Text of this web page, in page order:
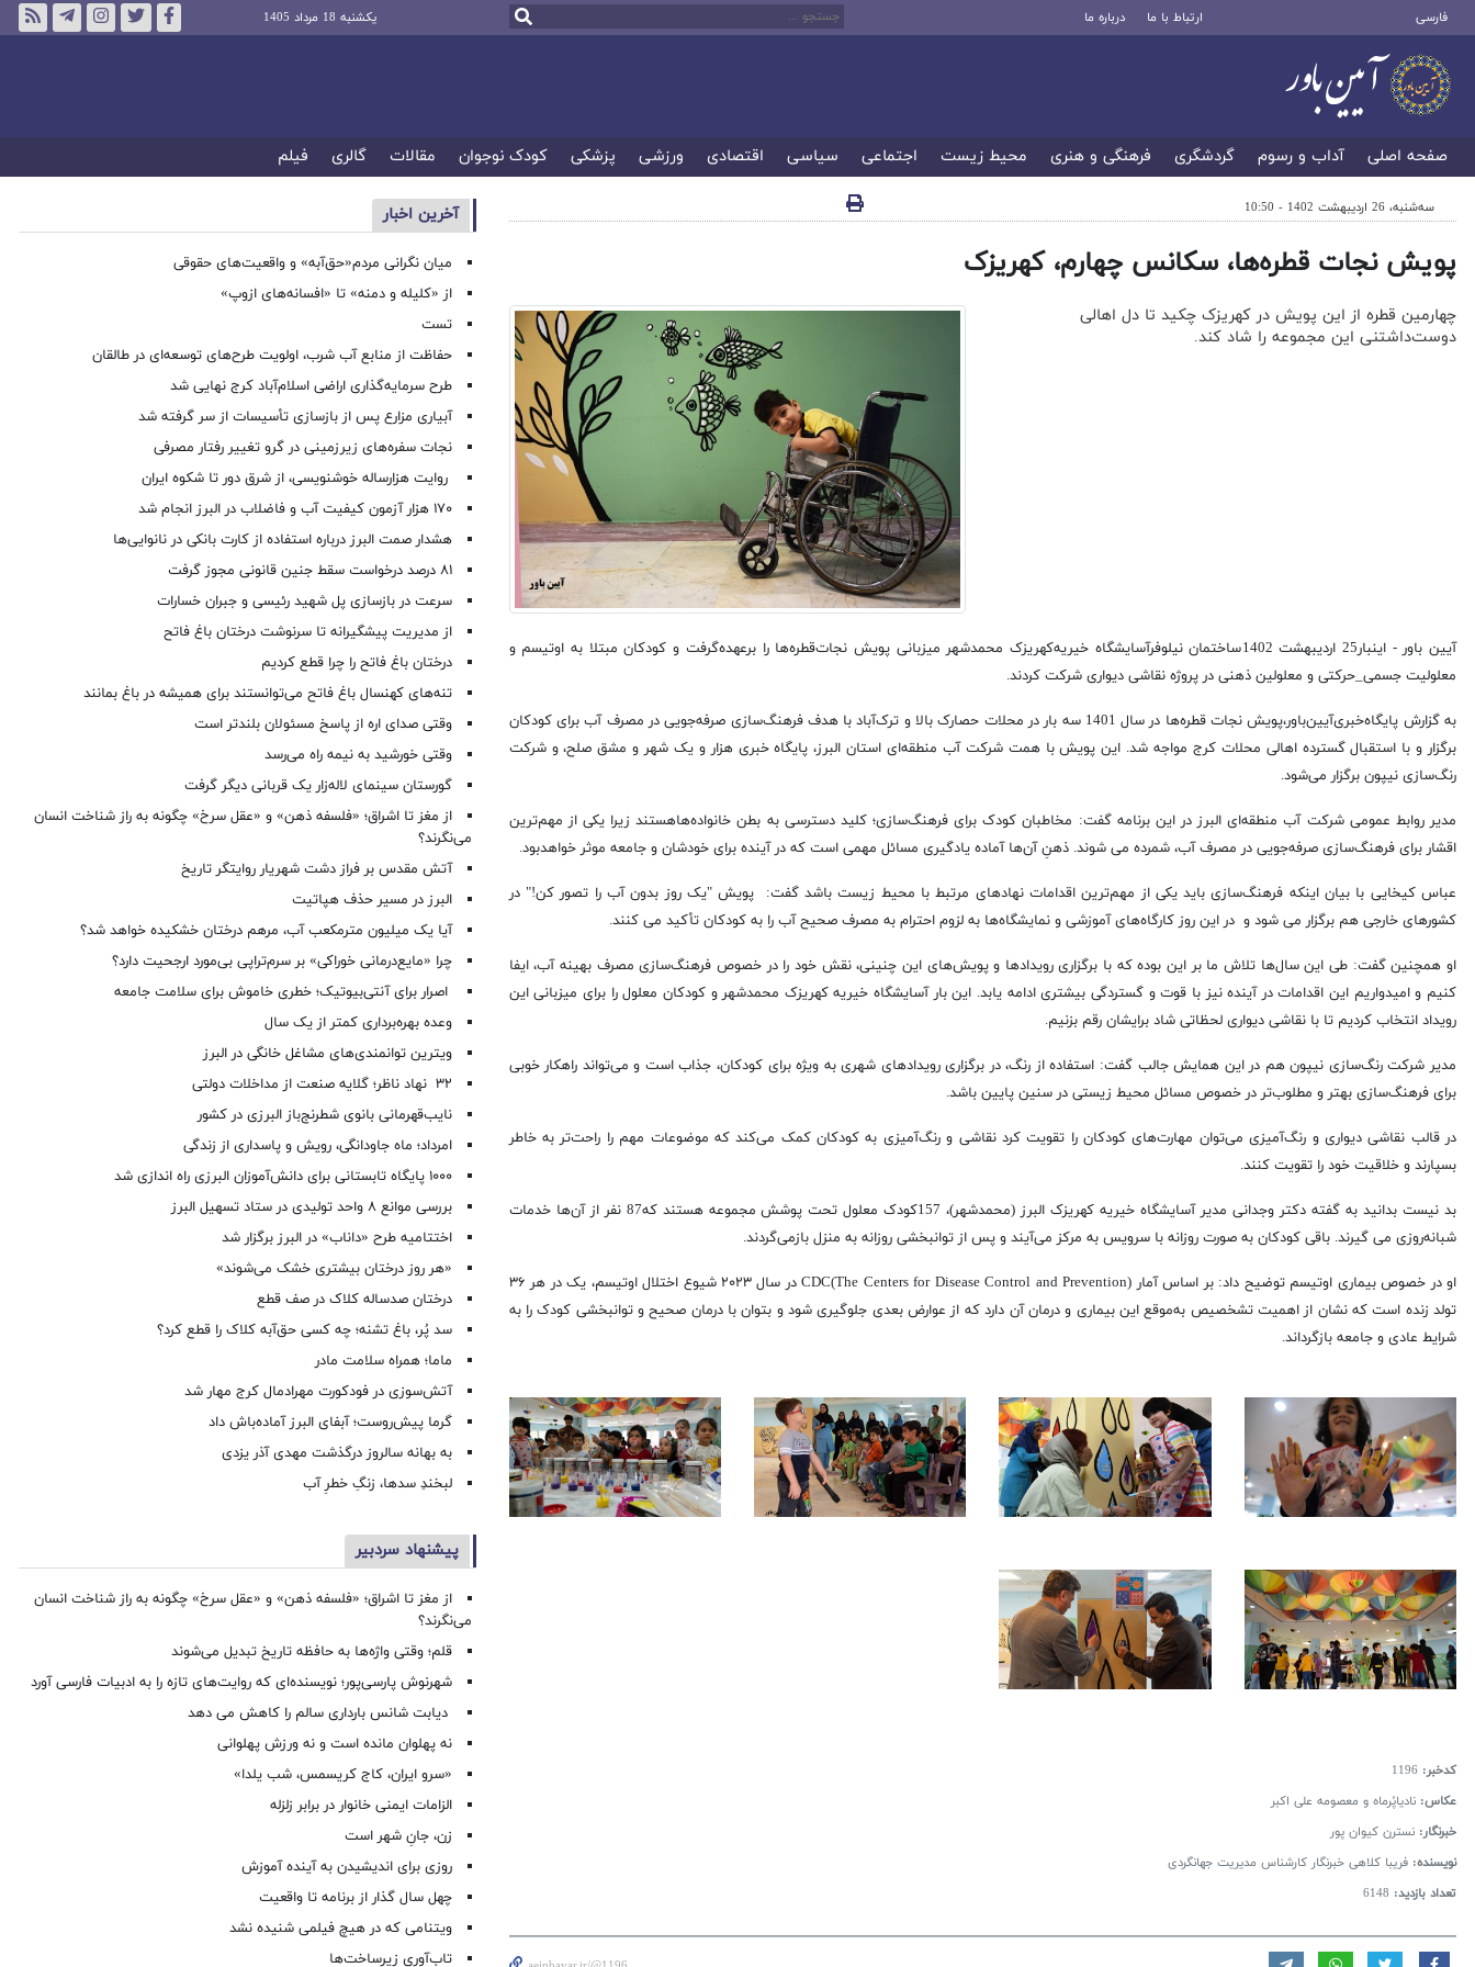
فارسی ارتباط با ما درباره ما یکشنبه 18 مرداد 1405
صفحه اصلی آداب و رسوم گردشگری فرهنگی و هنری محیط زیست اجتماعی سیاسی اقتصادی ورزشی پزشکی کودک نوجوان مقالات گالری فیلم
سه‌شنبه، 26 اردیبهشت 1402 - 10:50
پویش نجات قطره‌ها، سکانس چهارم، کهریزک
چهارمین قطره از این پویش در کهریزک چکید تا دل اهالی
دوست‌داشتنی این مجموعه را شاد کند.
آیین باور - اینبار25 اردیبهشت 1402ساختمان نیلوفرآسایشگاه خیریه‌کهریزک‌ محمدشهر میزبانی پویش نجات‌قطره‌ها را برعهده‌گرفت و کودکان مبتلا به اوتیسم و
معلولیت جسمی_حرکتی و معلولین ذهنی در پروژه نقاشی دیواری شرکت کردند.
به گزارش پایگاه‌خبری‌آیین‌باور،پ
ویش نجات قطره‌ها در سال 1401 سه بار در محلات حصارک بالا و تر‌ک‌آباد با هدف فرهنگ‌سازی صرفه‌جویی در مصرف آب برای کودکان
برگزار و با استقبال گسترده‌ اهالی محلات کرج مواجه شد. این پویش با همت شرکت آب منطقه‌ای استان البرز، پایگاه خبری هزار و یک شهر و مشق صلح، و شرکت
رنگ‌سازی نیپون برگزار می‌شود.
مدیر روابط عمومی شرکت آب منطقه‌ای البرز در این برنامه گفت: مخاطبان کودک برای فرهنگ‌سازی؛ کلید دسترسی به بطن خانواده‌هاهستند زیرا یکی از مهم‌ترین
اقشار برای فرهنگ‌سازی صرفه‌جویی در مصرف آب، شمرده می شوند. ذهنِ آن‌ها آماده یادگیری مسائل مهمی است که در آینده برای خودشان و جامعه موثر خواهدبود.
عباس کیخایی با بیان اینکه فرهنگ‌سازی باید یکی از مهم‌ترین اقدامات نهادهای مرتبط با محیط زیست باشد گفت: پویش "یک روز بدون آب را تصور کن!" در
کشورهای خارجی هم برگزار می شود و در این روز کارگاه‌های آموزشی و نمایشگاه‌ها به لزوم احترام به مصرف صحیح آب را به کودکان تأکید می کنند.
او همچنین گفت: طی این سال‌ها تلاش ما بر این بوده که با برگزاری رویدادها و پویش‌های این چنینی، نقش خود را در خصوص فرهنگ‌سازی مصرف بهینه آب، ایفا
کنیم و امیدواریم این اقدامات در آینده نیز با قوت و گستردگی بیشتری ادامه یابد. این بار آسایشگاه خیریه کهریزک محمدشهر و کودکان معلول را برای میزبانی این
رویداد انتخاب کردیم تا با نقاشی دیواری لحظاتی شاد برایشان رقم بزنیم.
مدیر شرکت رنگ‌سازی نیپون هم در این همایش جالب گفت: استفاده از رنگ، در برگزاری رویدادهای شهری به ویژه برای کودکان، جذاب است و می‌تواند راهکار خوبی
برای فرهنگ‌سازی بهتر و مطلوب‌تر در خصوص مسائل محیط زیستی در سنین پایین باشد.
در قالب نقاشی دیواری و رنگ‌آمیزی می‌توان مهارت‌های کودکان را تقویت کرد نقاشی و رنگ‌آمیزی به کودکان کمک می‌کند که موضوعات مهم را راحت‌تر به خاطر
بسپارند و خلاقیت خود را تقویت کنند.
بد نیست بدانید به گفته دکتر وجدانی مدیر آسایشگاه خیریه کهریزک البرز (محمدشهر)، 157کودک معلول تحت پوشش مجموعه هستند که87 نفر از آن‌ها خدمات
شبانه‌روزی می گیرند. باقی کودکان به صورت روزانه با سرویس به مرکز می‌آیند و پس از توانبخشی روزانه به منزل بازمی‌گردند.
او در خصوص بیماری اوتیسم توضیح داد: بر اساس آمار CDC(The Centers for Disease Control and Prevention) در سال ۲۰۲۳ شیوع اختلال اوتیسم، یک در هر ۳۶
تولد زنده است که نشان از اهمیت تشخصیص به‌موقع این بیماری و درمان آن دارد که از عوارض بعدی جلوگیری شود و بتوان با درمان صحیح و توانبخشی کودک را به
شرایط عادی و جامعه بازگرداند.
کدخبر: 1196
عکاس: نادیاپُرماه و معصومه علی اکبر
خبرنگار: نسترن کیوان پور
نویسنده: فریبا کلاهی خبرنگار کارشناس مدیریت جهانگردی
تعداد بازدید: 6148
آخرین اخبار
میان نگرانی مردم«حق‌آبه» و واقعیت‌های حقوقی
از «کلیله و دمنه» تا «افسانه‌های ازوپ»
تست
حفاظت از منابع آب شرب، اولویت طرح‌های توسعه‌ای در طالقان
طرح سرمایه‌گذاری اراضی اسلام‌آباد کرج نهایی شد
آبیاری مزارع پس از بازسازی تأسیسات از سر گرفته شد
نجات سفره‌های زیرزمینی در گرو تغییر رفتار مصرفی
روایت هزارساله خوشنویسی، از شرق دور تا شکوه ایران
۱۷۰ هزار آزمون کیفیت آب و فاضلاب در البرز انجام شد
هشدار صمت البرز درباره استفاده از کارت بانکی در نانوایی‌ها
۸۱ درصد درخواست‌ سقط جنین قانونی مجوز گرفت
سرعت در بازسازی پل شهید رئیسی و جبران خسارات
از مدیریت پیشگیرانه تا سرنوشت درختان باغ فاتح
درختان باغ فاتح را چرا قطع کردیم
تنه‌های کهنسال باغ فاتح می‌توانستند برای همیشه در باغ بمانند
وقتی صدای اره از پاسخ مسئولان بلندتر است
وقتی خورشید به نیمه راه می‌رسد
گورستان سینمای لاله‌زار یک قربانی دیگر گرفت
از مغز تا اشراق؛ «فلسفه ذهن» و «عقل سرخ» چگونه به راز شناخت انسان
می‌نگرند؟
آتش مقدس بر فراز دشت شهریار روایتگر تاریخ
البرز در مسیر حذف هپاتیت
آیا یک میلیون مترمکعب آب، مرهم درختان خشکیده خواهد شد؟
چرا «مایع‌درمانی خوراکی» بر سرم‌تراپی بی‌مورد ارجحیت دارد؟
اصرار برای آنتی‌بیوتیک؛ خطری خاموش برای سلامت جامعه
وعده بهره‌برداری کمتر از یک سال
ویترین توانمندی‌های مشاغل خانگی در البرز
۳۲ نهاد ناظر؛ گلایه صنعت از مداخلات دولتی
نایب‌قهرمانی بانوی شطرنج‌باز البرزی در کشور
امرداد؛ ماه جاودانگی، رویش و پاسداری از زندگی
۱۰۰۰ پایگاه تابستانی برای دانش‌آموزان البرزی راه اندازی شد
بررسی موانع ۸ واحد تولیدی در ستاد تسهیل البرز
اختتامیه طرح «داناب» در البرز برگزار شد
«هر روز درختان بیشتری خشک می‌شوند»
درختان صدساله کلاک در صف قطع
سد پُر، باغ تشنه؛ چه کسی حق‌آبه کلاک را قطع کرد؟
ماما؛ همراه سلامت مادر
آتش‌سوزی در فودکورت مهرادمال کرج مهار شد
گرما پیش‌روست؛ آبفای البرز آماده‌باش داد
به بهانه سالروز درگذشت مهدی آذر یزدی
لبخندِ سدها، زنگِ خطرِ آب
پیشنهاد سردبیر
از مغز تا اشراق؛ «فلسفه ذهن» و «عقل سرخ» چگونه به راز شناخت انسان
می‌نگرند؟
قلم؛ وقتی واژه‌ها به حافظه تاریخ تبدیل می‌شوند
شهرنوش پارسی‌پور؛ نویسنده‌ای که روایت‌های تازه را به ادبیات فارسی آورد
دیابت شانس بارداری سالم را کاهش می دهد
نه پهلوان مانده است و نه ورزش پهلوانی
«سرو ایران، کاج کریسمس، شب یلدا»
الزامات ایمنی خانوار در برابر زلزله
زن، جانِ شهر است
روزی برای اندیشیدن به آینده آموزش
چهل سال گذار از برنامه تا واقعیت
ویتنامی که در هیچ فیلمی شنیده نشد
تاب‌آوری زیرساخت‌ها